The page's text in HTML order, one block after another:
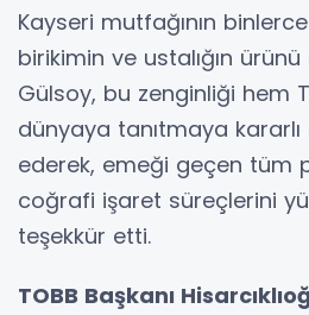
Kayseri mutfağının binlerce
birikimin ve ustalığın
Gülsoy, bu zenginliği hem
dünyaya tanıtmaya kararlı
ederek, emeği geçen tüm
coğrafi işaret süreçlerini
teşekkür etti.
TOBB Başkanı